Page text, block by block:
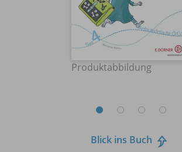
Produktabbildung
Blick ins Buch